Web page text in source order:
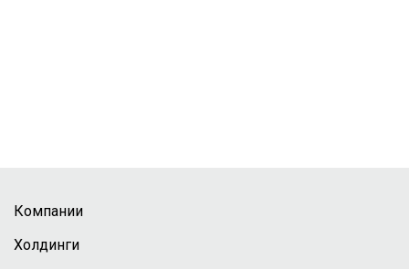
Компании
Холдинги